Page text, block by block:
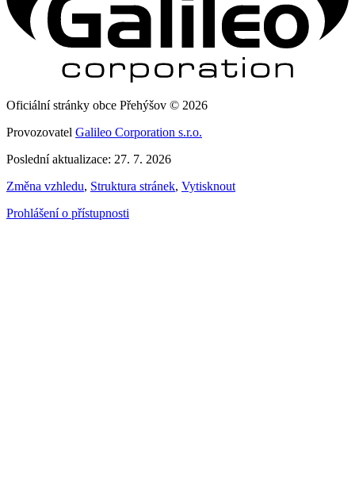
Oficiální stránky obce Přehýšov © 2026
Provozovatel Galileo Corporation s.r.o.
Poslední aktualizace: 27. 7. 2026
Změna vzhledu, Struktura stránek, Vytisknout
Prohlášení o přístupnosti